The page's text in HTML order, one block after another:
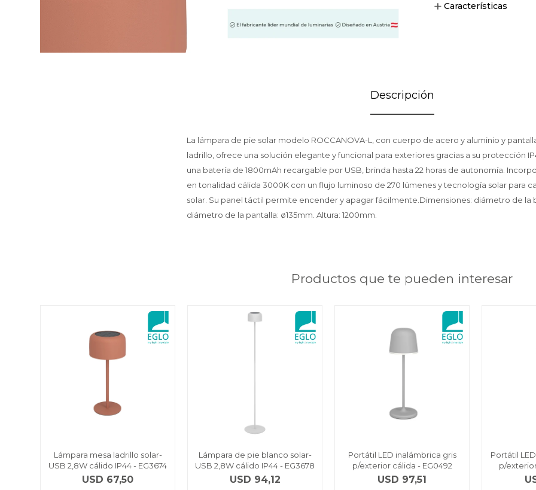
Características
Descripción
La lámpara de pie solar modelo ROCCANOVA-L, con cuerpo de acero y aluminio y
ladrillo, ofrece una solución elegante y funcional para exteriores gracias a su protección
una batería de 1800mAh recargable por USB, brinda hasta 22 horas de autonomía.
en tonalidad cálida 3000K con un flujo luminoso de 270 lúmenes y tecnología solar para
solar. Su panel táctil permite encender y apagar fácilmente.Dimensiones: diámetro de la
diámetro de la pantalla: ø135mm. Altura: 1200mm.
Productos que te pueden interesar
Lámpara mesa ladrillo solar-
USB 2,8W cálido IP44 - EG3674
USD 67,50
Lámpara de pie blanco solar-
USB 2,8W cálido IP44 - EG3678
USD 94,12
Portátil LED inalámbrica gris
p/exterior cálida - EG0492
USD 97,51
Portátil
p/